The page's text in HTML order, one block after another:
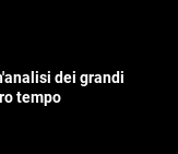
dei grandi
tempo